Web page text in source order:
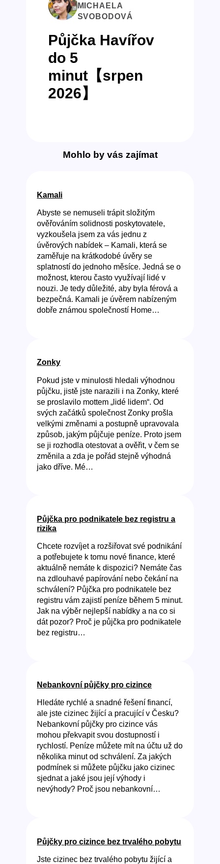
MICHAELA
SVOBODOVÁ
Půjčka Havířov
do 5
minut【srpen
2026】
Mohlo by vás zajímat
Kamali
Abyste se nemuseli trápit složitým
ověřováním solidnosti poskytovatele,
vyzkoušela jsem za vás jednu z
úvěrových nabídek – Kamali, která se
zaměřuje na krátkodobé úvěry se
splatností do jednoho měsíce. Jedná se o
možnost, kterou často využívají lidé v
nouzi. Je tedy důležité, aby byla férová a
bezpečná. Kamali je úvěrem nabízeným
dobře známou společností Home…
Zonky
Pokud jste v minulosti hledali výhodnou
půjčku, jistě jste narazili i na Zonky, které
se proslavilo mottem „lidé lidem“. Od
svých začátků společnost Zonky prošla
velkými změnami a postupně upravovala
způsob, jakým půjčuje peníze. Proto jsem
se ji rozhodla otestovat a ověřit, v čem se
změnila a zda je pořád stejně výhodná
jako dříve. Mé…
Půjčka pro podnikatele bez registru a
rizika
Chcete rozvíjet a rozšiřovat své podnikání
a potřebujete k tomu nové finance, které
aktuálně nemáte k dispozici? Nemáte čas
na zdlouhavé papírování nebo čekání na
schválení? Půjčka pro podnikatele bez
registru vám zajistí peníze během 5 minut.
Jak na výběr nejlepší nabídky a na co si
dát pozor? Proč je půjčka pro podnikatele
bez registru…
Nebankovní půjčky pro cizince
Hledáte rychlé a snadné řešení financí,
ale jste cizinec žijící a pracující v Česku?
Nebankovní půjčky pro cizince vás
mohou překvapit svou dostupností i
rychlostí. Peníze můžete mít na účtu už do
několika minut od schválení. Za jakých
podmínek si můžete půjčku jako cizinec
sjednat a jaké jsou její výhody i
nevýhody? Proč jsou nebankovní…
Půjčky pro cizince bez trvalého pobytu
Jste cizinec bez trvalého pobytu žijící a